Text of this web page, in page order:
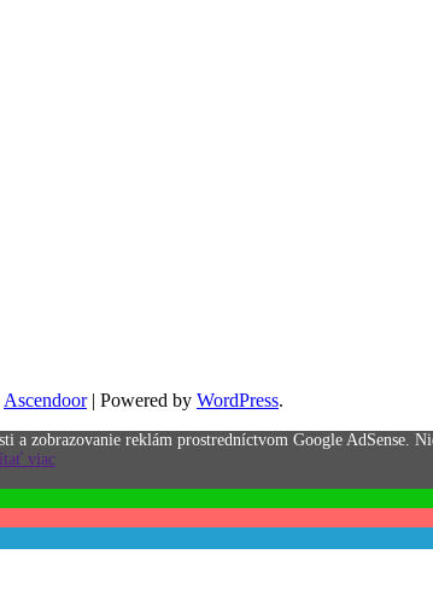
Ascendoor| Powered by WordPress.
a zobrazovanie reklám prostredníctvom Google
viac